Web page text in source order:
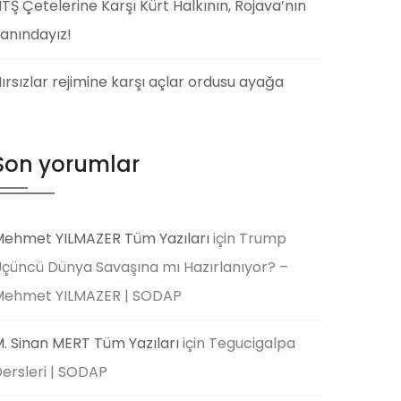
Çetelerine Karşı Kürt Halkının, Rojava’nın
rejimine karşı açlar ordusu ayağa
yorumlar
YILMAZER Tüm Yazılarıiçin Trump
Dünya Savaşına mı Hazırlanıyor? –
YILMAZER | SODAP
Sinan MERT Tüm Yazılarıiçin Tegucigalpa
| SODAP